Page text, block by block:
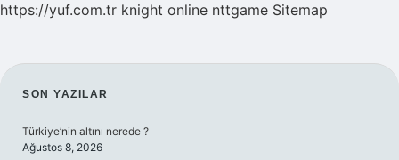
https://yuf.com.tr knight online nttgame Sitemap
SIDEBAR
SON YAZILAR
Türkiye’nin altını nerede ?
Ağustos 8, 2026